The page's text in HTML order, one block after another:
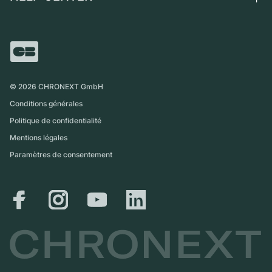
International
Magazine
Retrait sur place
© 2026 CHRONEXT GmbH
Conditions générales
Politique de confidentialité
Mentions légales
Paramètres de consentement